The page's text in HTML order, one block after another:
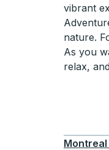
vibrant
nature.
As you
relax,
Montreal